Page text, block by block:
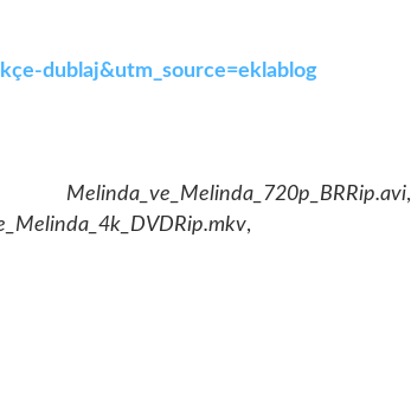
dublaj&utm_source=eklablog
Melinda_ve_Melinda_720p_BRRip.avi,
,